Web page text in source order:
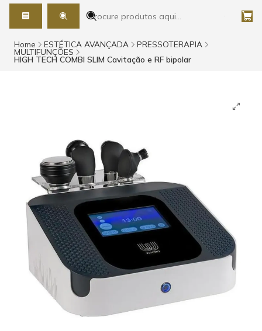
Home ESTÉTICA AVANÇADA PRESSOTERAPIA
MULTIFUNÇÕES
HIGH TECH COMBI SLIM Cavitação e RF bipolar